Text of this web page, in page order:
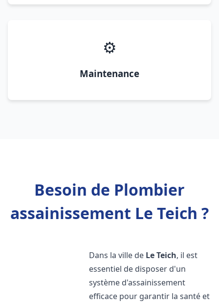
⚙️
Maintenance
Besoin de Plombier
assainissement Le Teich ?
Dans la ville de Le Teich, il est
essentiel de disposer d'un
système d'assainissement
efficace pour garantir la santé et